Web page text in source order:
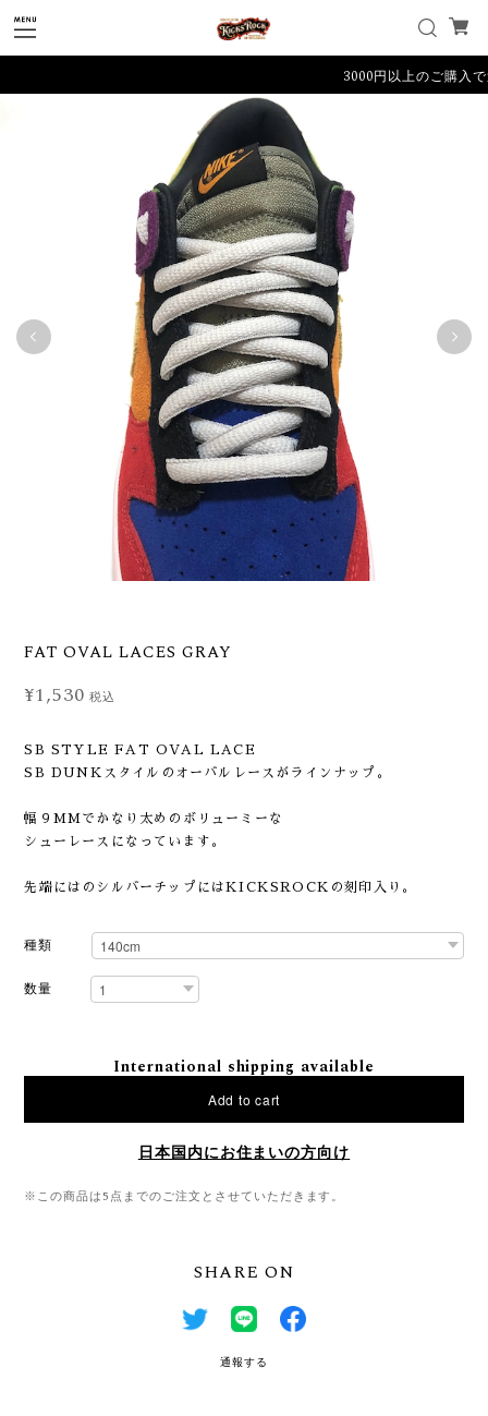
3000円以上のご購入で
FAT OVAL LACES GRAY
¥1,530 税込
SB STYLE FAT OVAL LACE
SB DUNKスタイルのオーバルレースがラインナップ。
幅９MMでかなり太めのボリューミーな
シューレースになっています。
先端にはのシルバーチップにはKICKSROCKの刻印入り。
種類
数量
International shipping available
Add to cart
日本国内にお住まいの方向け
※この商品は5点までのご注文とさせていただきます。
SHARE ON
通報する